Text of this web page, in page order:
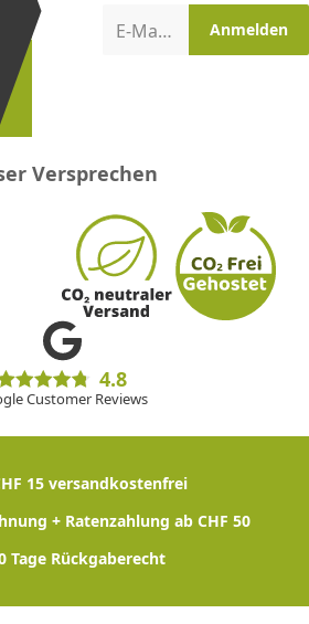
Aktionen
E-Mail-Adresse Anmelden
Versprechen
4.8
Customer Reviews
15 versandkostenfrei
+ Ratenzahlung ab CHF 50
Tage Rückgaberecht